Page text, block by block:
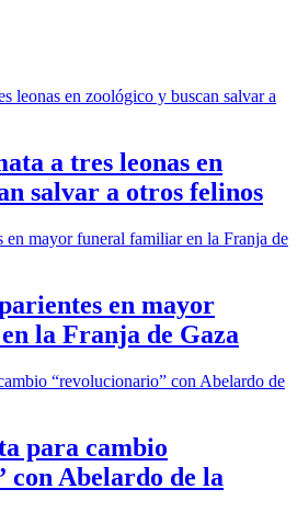
a tres leonas en
salvar a otros felinos
en mayor
la Franja de Gaza
para cambio
con Abelardo de la